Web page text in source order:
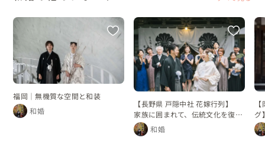
福岡｜無機質な空間と和装
和婚
【長野県 戸隠中社 花嫁行列】
家族に囲まれて、伝統文化を復活
させた花嫁行列
和婚
グ
れ